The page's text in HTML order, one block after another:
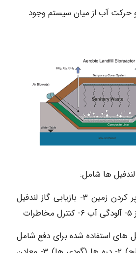
حرکت آب از میان سیستم وجود
ها شامل:
١- انتخاب محل ۲- پر کردن زمین ۳- بازیابی گاز لندفیل
های استفاده شده برای دفع شامل